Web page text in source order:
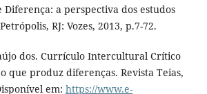
a perspectiva dos estudos
RJ: Vozes, 2013, p.7-72.
dos. Currículo Intercultural Crítico
que produz diferenças. Revista Teias,
em: https://www.e-